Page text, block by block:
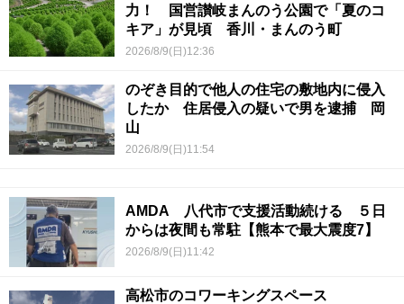
力！ 国営讃岐まんのう公園で「夏のコ
キア」が見頃 香川・まんのう町
2026/8/9(日)12:36
のぞき目的で他人の住宅の敷地内に侵入
したか 住居侵入の疑いで男を逮捕 岡
山
2026/8/9(日)11:54
AMDA 八代市で支援活動続ける ５日
からは夜間も常駐【熊本で最大震度7】
2026/8/9(日)11:42
高松市のコワーキングスペース